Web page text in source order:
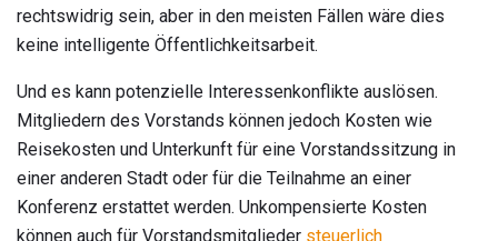
rechtswidrig sein, aber in den meisten Fällen wäre dies
keine intelligente Öffentlichkeitsarbeit.
Und es kann potenzielle Interessenkonflikte auslösen.
Mitgliedern des Vorstands können jedoch Kosten wie
Reisekosten und Unterkunft für eine Vorstandssitzung in
einer anderen Stadt oder für die Teilnahme an einer
Konferenz erstattet werden. Unkompensierte Kosten
können auch für Vorstandsmitglieder steuerlich